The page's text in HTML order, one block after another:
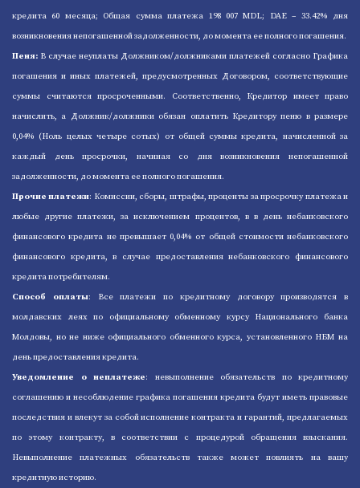
кредита 60 месяца; Общая сумма платежа 198 007 MDL; DAE – 33.42% дня
возникновения непогашенной задолженности, до момента ее полного погашения.
Пеня: В случае неуплаты Должником/должниками платежей согласно Графика
погашения и иных платежей, предусмотренных Договором, соответствующие
суммы считаются просроченными. Cоответственно, Кредитор имеет право
начислить, а Должник/должники обязан оплатить Кредитору пеню в размере
0,04% (Ноль целых четыре сотых) от общей суммы кредита, начисленной за
каждый день просрочки, начиная со дня возникновения непогашенной
задолженности, до момента ее полного погашения.
Прочие платежи: Комиссии, сборы, штрафы, проценты за просрочку платежа и
любые другие платежи, за исключением процентов, в в день небанковского
финансового кредита не превышает 0,04% от общей стоимости небанковского
финансового кредита, в случае предоставления небанковского финансового
кредита потребителям.
Способ оплаты: Все платежи по кредитному договору производятся в
молдавских леях по официальному обменному курсу Национального банка
Молдовы, но не ниже официального обменного курса, установленного НБМ на
день предоставления кредита.
Уведомление о неплатеже: невыполнение обязательств по кредитному
соглашению и несоблюдение графика погашения кредита будут иметь правовые
последствия и влекут за собой исполнение контракта и гарантий, предлагаемых
по этому контракту, в соответствии с процедурой обращения взыскания.
Невыполнение платежных обязательств также может повлиять на вашу
кредитную историю.